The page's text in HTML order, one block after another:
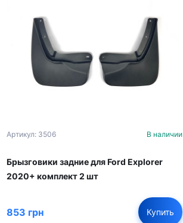
Артикул: 3506 В наличии
Брызговики задние для Ford Explorer
2020+ комплект 2 шт
853 грн Купить